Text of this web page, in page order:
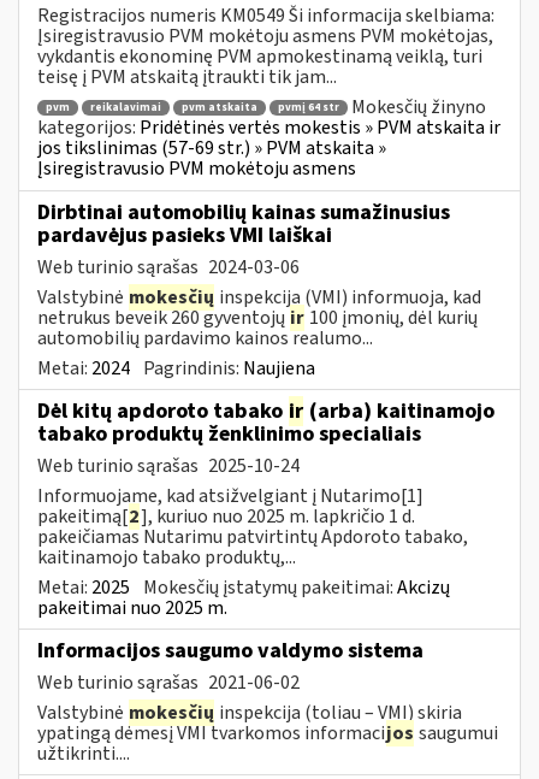
Registracijos numeris KM0549 Ši informacija skelbiama:
Įsiregistravusio PVM mokėtoju asmens PVM mokėtojas,
vykdantis ekonominę PVM apmokestinamą veiklą, turi
teisę į PVM atskaitą įtraukti tik jam...
pvm reikalavimai pvm atskaita pvmį 64 str
Mokesčių žinyno
kategorijos: Pridėtinės vertės mokestis » PVM atskaita ir
jos tikslinimas (57-69 str.) » PVM atskaita »
Įsiregistravusio PVM mokėtoju asmens
Dirbtinai automobilių kainas sumažinusius
pardavėjus pasieks VMI laiškai
Web turinio sąrašas 2024-03-06
Valstybinė mokesčių inspekcija (VMI) informuoja, kad
netrukus beveik 260 gyventojų ir 100 įmonių, dėl kurių
automobilių pardavimo kainos realumo...
Metai: 2024 Pagrindinis: Naujiena
Dėl kitų apdoroto tabako ir (arba) kaitinamojo
tabako produktų ženklinimo specialiais
Web turinio sąrašas 2025-10-24
Informuojame, kad atsižvelgiant į Nutarimo[1]
pakeitimą[2], kuriuo nuo 2025 m. lapkričio 1 d.
pakeičiamas Nutarimu patvirtintų Apdoroto tabako,
kaitinamojo tabako produktų,...
Metai: 2025 Mokesčių įstatymų pakeitimai:Akcizų
pakeitimai nuo 2025 m.
Informacijos saugumo valdymo sistema
Web turinio sąrašas 2021-06-02
Valstybinė mokesčių inspekcija (toliau – VMI) skiria
ypatingą dėmesį VMI tvarkomos informacijos saugumui
užtikrinti....